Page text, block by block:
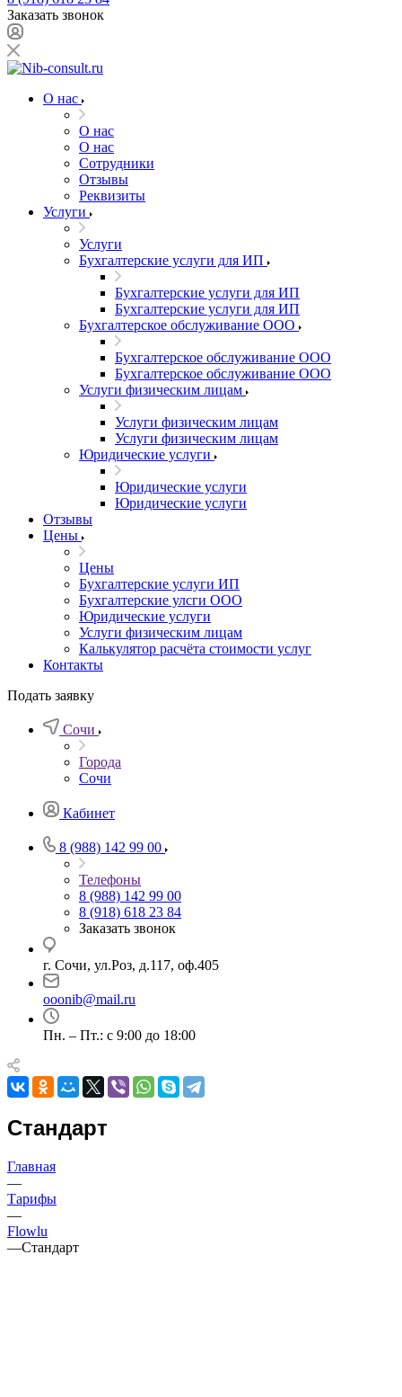
Заказать звонок
О нас
О нас
О нас
Сотрудники
Отзывы
Реквизиты
Услуги
Услуги
Бухгалтерские услуги для ИП
Бухгалтерские услуги для ИП
Бухгалтерские услуги для ИП
Бухгалтерское обслуживание ООО
Бухгалтерское обслуживание ООО
Бухгалтерское обслуживание ООО
Услуги физическим лицам
Услуги физическим лицам
Услуги физическим лицам
Юридические услуги
Юридические услуги
Юридические услуги
Отзывы
Цены
Цены
Бухгалтерские услуги ИП
Бухгалтерские улсги ООО
Юридические услуги
Услуги физическим лицам
Калькулятор расчёта стоимости услуг
Контакты
Подать заявку
Сочи
Города
Сочи
Кабинет
8 (988) 142 99 00
Телефоны
8 (988) 142 99 00
8 (918) 618 23 84
Заказать звонок
г. Сочи, ул.Роз, д.117, оф.405
ooonib@mail.ru
Пн. – Пт.: с 9:00 до 18:00
Стандарт
Главная
—
Тарифы
—
Flowlu
—Стандарт